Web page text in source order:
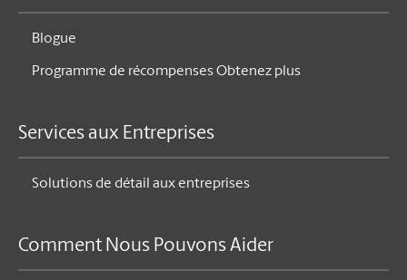
Blogue
Programme de récompenses Obtenez plus
Services aux Entreprises
Solutions de détail aux entreprises
Comment Nous Pouvons Aider